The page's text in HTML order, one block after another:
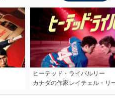
ヒーテッド・ライバルリー
カナダの作家レイチェル・リ